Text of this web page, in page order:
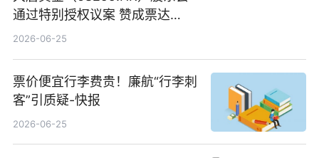
通过特别授权议案 赞成票达
100%_新动态
2026-06-25
票价便宜行李费贵！廉航“行李刺
客”引质疑-快报
2026-06-25